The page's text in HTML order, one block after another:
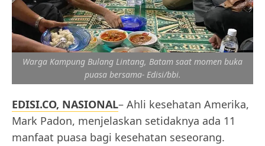
Warga Kampung Bulang Lintang, Batam saat momen buka
puasa bersama- Edisi/bbi.
EDISI.CO, NASIONAL– Ahli kesehatan Amerika,
Mark Padon, menjelaskan setidaknya ada 11
manfaat puasa bagi kesehatan seseorang.